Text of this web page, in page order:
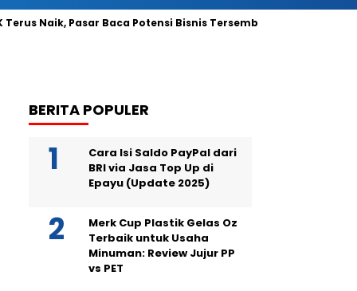
Naik, Pasar Baca Potensi Bisnis Tersembunyi
BERITA POPULER
Cara Isi Saldo PayPal dari
BRI via Jasa Top Up di
Epayu (Update 2025)
Merk Cup Plastik Gelas Oz
Terbaik untuk Usaha
Minuman: Review Jujur PP
vs PET